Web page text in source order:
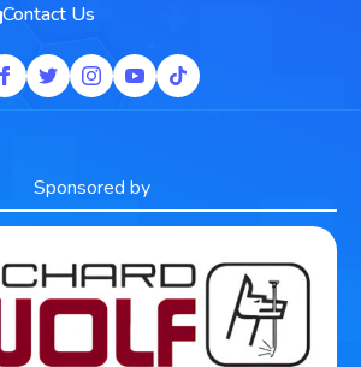
Contact Us
Sponsored by